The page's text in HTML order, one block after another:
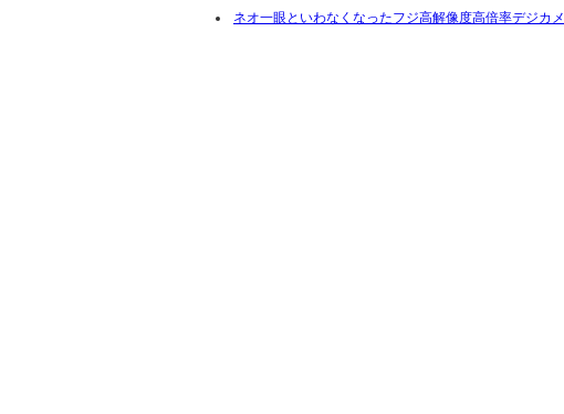
ネオ一眼といわなくなったフジ高解像度高倍率デジカメ